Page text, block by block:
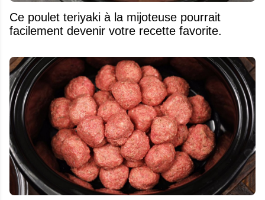
Ce poulet teriyaki à la mijoteuse pourrait
facilement devenir votre recette favorite.